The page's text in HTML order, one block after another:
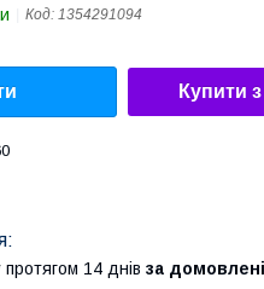
Код: 1354291094
Купити з
14 днів за